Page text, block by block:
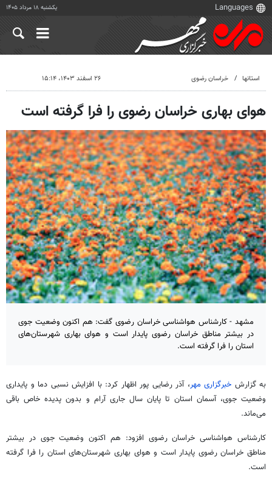
یکشنبه ۱۸ مرداد ۱۴۰۵
استانها خراسان رضوی ۲۶ اسفند ۱۴۰۳، ۱۵:۱۴
هوای بهاری خراسان رضوی را فرا گرفته است
مشهد - کارشناس هواشناسی خراسان رضوی گفت: هم اکنون وضعیت جوی
در بیشتر مناطق خراسان رضوی پایدار است و هوای بهاری شهرستان‌های
استان را فرا گرفته است.
به گزارش خبرگزاری مهر، آذر رضایی پور اظهار کرد: با افزایش نسبی دما و پایداری
وضعیت جوی، آسمان استان تا پایان سال جاری آرام و بدون پدیده خاص باقی
می‌ماند.
کارشناس هواشناسی خراسان رضوی افزود: هم اکنون وضعیت جوی در بیشتر
مناطق خراسان رضوی پایدار است و هوای بهاری شهرستان‌های استان را فرا گرفته
است.